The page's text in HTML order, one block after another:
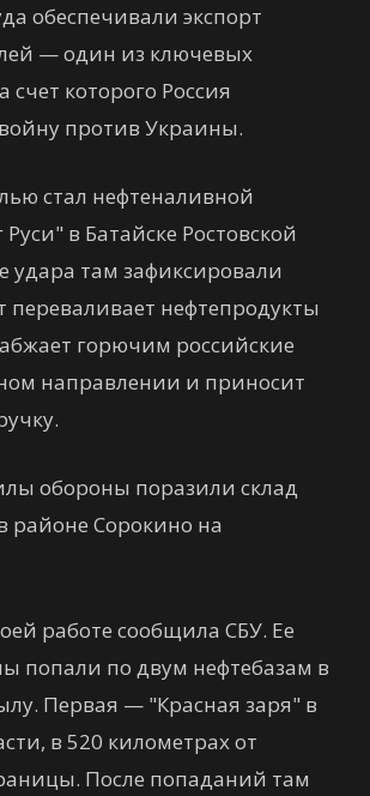
обеспечивали экспорт
— один из ключевых
счет которого Россия
против Украины.
стал нефтеналивной
в Батайске Ростовской
удара там зафиксировали
переваливает нефтепродукты
горючим российские
направлении и приносит
обороны поразили склад
районе Сорокино на
работе сообщила СБУ. Ее
попали по двум нефтебазам в
Первая — "Красная заря" в
в 520 километрах от
После попаданий там